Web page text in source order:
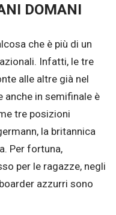
DOMANI
che è più di un
Infatti, le tre
alle altre già nel
anche in semifinale è
tre posizioni
la britannica
Per fortuna,
per le ragazze, negli
azzurri sono